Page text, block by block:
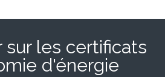
sur les certificats
d'énergie